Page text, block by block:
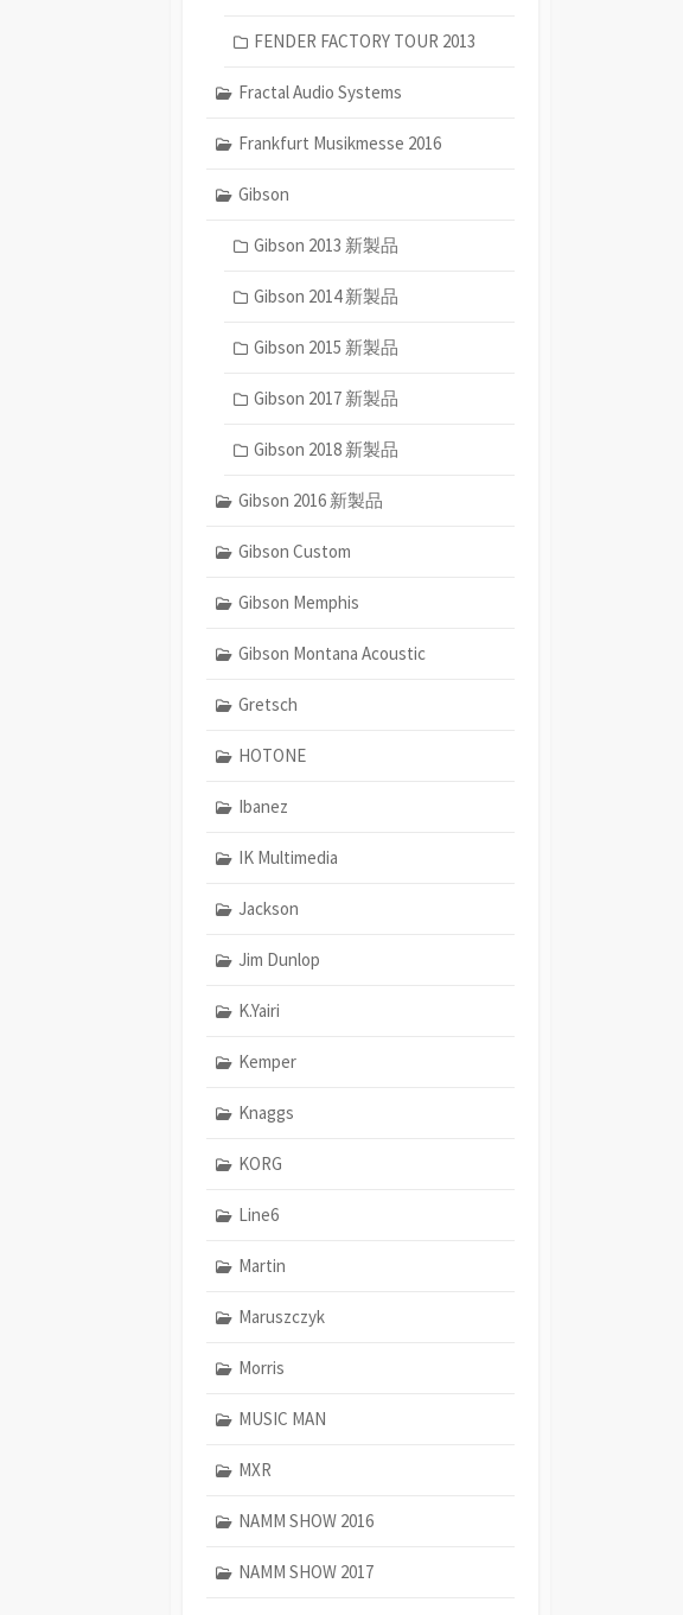
FENDER FACTORY TOUR 2013
Fractal Audio Systems
Frankfurt Musikmesse 2016
Gibson
Gibson 2013 新製品
Gibson 2014 新製品
Gibson 2015 新製品
Gibson 2017 新製品
Gibson 2018 新製品
Gibson 2016 新製品
Gibson Custom
Gibson Memphis
Gibson Montana Acoustic
Gretsch
HOTONE
Ibanez
IK Multimedia
Jackson
Jim Dunlop
K.Yairi
Kemper
Knaggs
KORG
Line6
Martin
Maruszczyk
Morris
MUSIC MAN
MXR
NAMM SHOW 2016
NAMM SHOW 2017